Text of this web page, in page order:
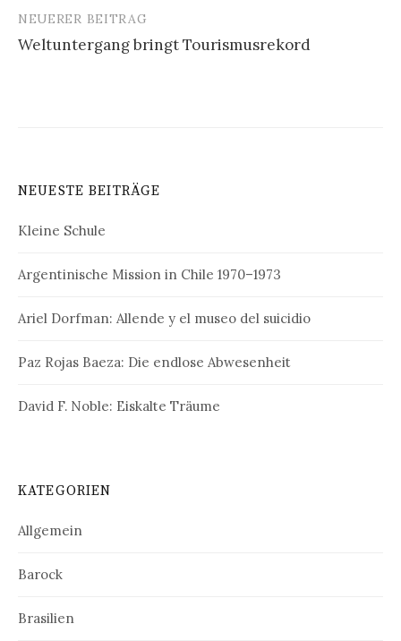
NEUERER BEITRAG
Weltuntergang bringt Tourismusrekord
NEUESTE BEITRÄGE
Kleine Schule
Argentinische Mission in Chile 1970–1973
Ariel Dorfman: Allende y el museo del suicidio
Paz Rojas Baeza: Die endlose Abwesenheit
David F. Noble: Eiskalte Träume
KATEGORIEN
Allgemein
Barock
Brasilien